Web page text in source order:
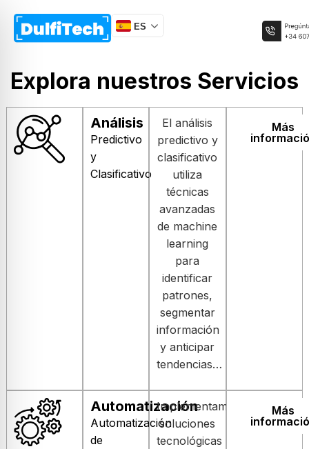
ES
Explora nuestros Servicios
Análisis
Predictivo
y
Clasificativo
El análisis
predictivo y
clasificativo
utiliza
técnicas
avanzadas
de machine
learning
para
identificar
patrones,
segmentar
información
y anticipar
tendencias…
Más
Automatización
Automatización
de
Implementamos
soluciones
tecnológicas
Más